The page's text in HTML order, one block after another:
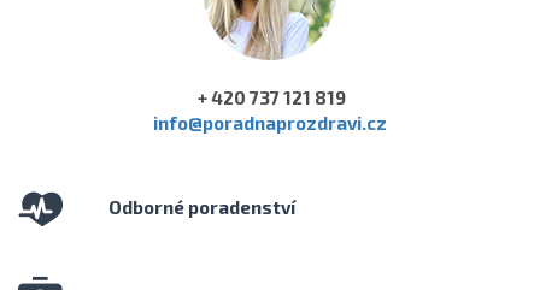
+ 420 737 121 819
info@poradnaprozdravi.cz
Odborné poradenství